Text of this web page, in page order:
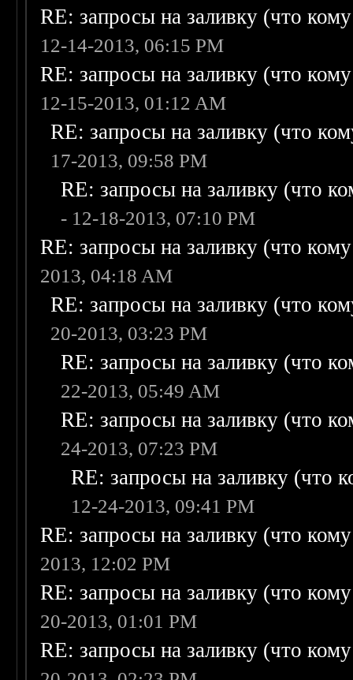
RE: запросы на заливку (что
12-14-2013, 06:15 PM
RE: запросы на заливку (что
12-15-2013, 01:12 AM
RE: запросы на заливку (что
17-2013, 09:58 PM
RE: запросы на заливку (что
- 12-18-2013, 07:10 PM
RE: запросы на заливку (что
2013, 04:18 AM
RE: запросы на заливку (что
20-2013, 03:23 PM
RE: запросы на заливку (что
22-2013, 05:49 AM
RE: запросы на заливку (что
24-2013, 07:23 PM
RE: запросы на заливку (что
12-24-2013, 09:41 PM
RE: запросы на заливку (что
2013, 12:02 PM
RE: запросы на заливку (что
20-2013, 01:01 PM
RE: запросы на заливку (что